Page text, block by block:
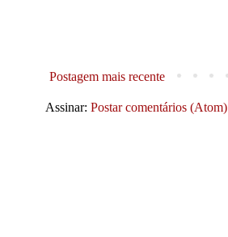
Postagem mais recente
Assinar: Postar comentários (Atom)